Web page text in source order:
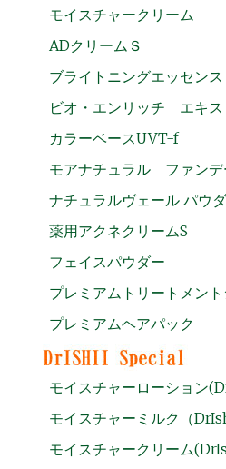
モイスチャークリーム
ADクリームＳ
ブライトニングエッセンス
ビオ・エンリッチ エキス
カラーベースUVT-f
モアナチュラル ファンデ
ナチュラルヴェール パウ
薬用アクネクリームS
フェイスパウダー
プレミアムトリートメン
プレミアムヘアパック
モイスチャーローション
モイスチャーミルク（
モイスチャークリーム